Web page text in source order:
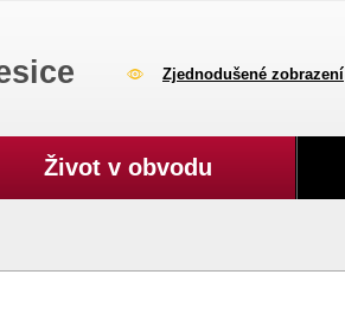
Zjednodušené zobrazení
Život v obvodu